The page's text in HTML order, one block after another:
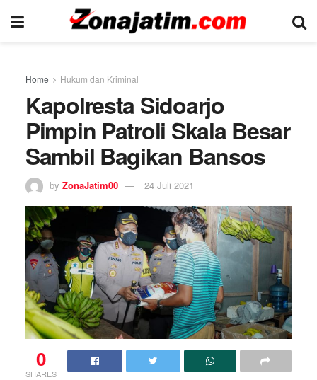
Home Hukum dan Kriminal
Kapolresta Sidoarjo
Pimpin Patroli Skala Besar
Sambil Bagikan Bansos
by ZonaJatim00 24 Juli 2021
0
SHARES